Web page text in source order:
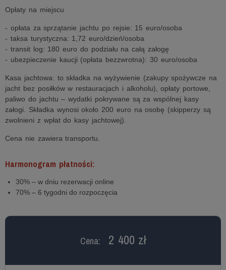
Opłaty na miejscu
- opłata za sprzątanie jachtu po rejsie: 15 euro/osoba
- taksa turystyczna: 1,72 euro/dzień/osoba
- transit log: 180 euro do podziału na całą załogę
- ubezpieczenie kaucji (opłata bezzwrotna): 30 euro/osoba
Kasa jachtowa: to składka na wyżywienie (zakupy spożywcze na
jacht bez posiłków w restauracjach i alkoholu), opłaty portowe,
paliwo do jachtu – wydatki pokrywane są za wspólnej kasy
załogi. Składka wynosi około 200 euro na osobę (skipperzy są
zwolnieni z wpłat do kasy jachtowej).
Cena nie zawiera transportu.
Harmonogram płatności:
30% – w dniu rezerwacji online
70% – 6 tygodni do rozpoczęcia
Cena: 2 400 zł